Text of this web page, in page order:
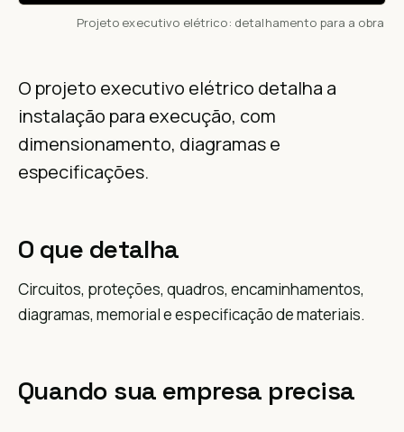
Projeto executivo elétrico: detalhamento para a obra
O projeto executivo elétrico detalha a
instalação para execução, com
dimensionamento, diagramas e
especificações.
O que detalha
Circuitos, proteções, quadros, encaminhamentos,
diagramas, memorial e especificação de materiais.
Quando sua empresa precisa